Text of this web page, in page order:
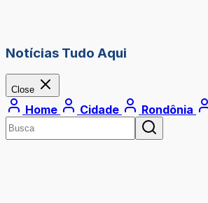
Notícias Tudo Aqui
Close
Home Cidade Rondônia